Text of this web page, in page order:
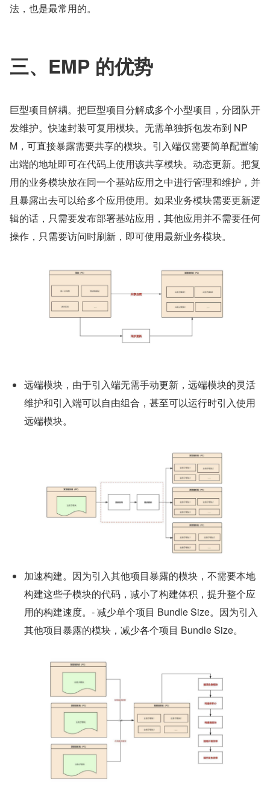
法，也是最常用的。
三、EMP 的优势
巨型项目解耦。把巨型项目分解成多个小型项目，分团队开
发维护。快速封装可复用模块。无需单独拆包发布到 NP
M，可直接暴露需要共享的模块。引入端仅需要简单配置输
出端的地址即可在代码上使用该共享模块。动态更新。把复
用的业务模块放在同一个基站应用之中进行管理和维护，并
且暴露出去可以给多个应用使用。如果业务模块需要更新逻
辑的话，只需要发布部署基站应用，其他应用并不需要任何
操作，只需要访问时刷新，即可使用最新业务模块。
远端模块，由于引入端无需手动更新，远端模块的灵活
维护和引入端可以自由组合，甚至可以运行时引入使用
远端模块。
加速构建。因为引入其他项目暴露的模块，不需要本地
构建这些子模块的代码，减小了构建体积，提升整个应
用的构建速度。- 减少单个项目 Bundle Size。因为引入
其他项目暴露的模块，减少各个项目 Bundle Size。